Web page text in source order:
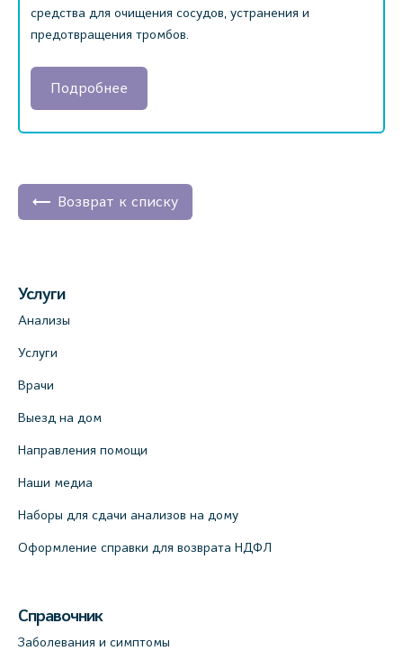
средства для очищения сосудов, устранения и
предотвращения тромбов.
Подробнее
Возврат к списку
Услуги
Анализы
Услуги
Врачи
Выезд на дом
Направления помощи
Наши медиа
Наборы для сдачи анализов на дому
Оформление справки для возврата НДФЛ
Справочник
Заболевания и симптомы